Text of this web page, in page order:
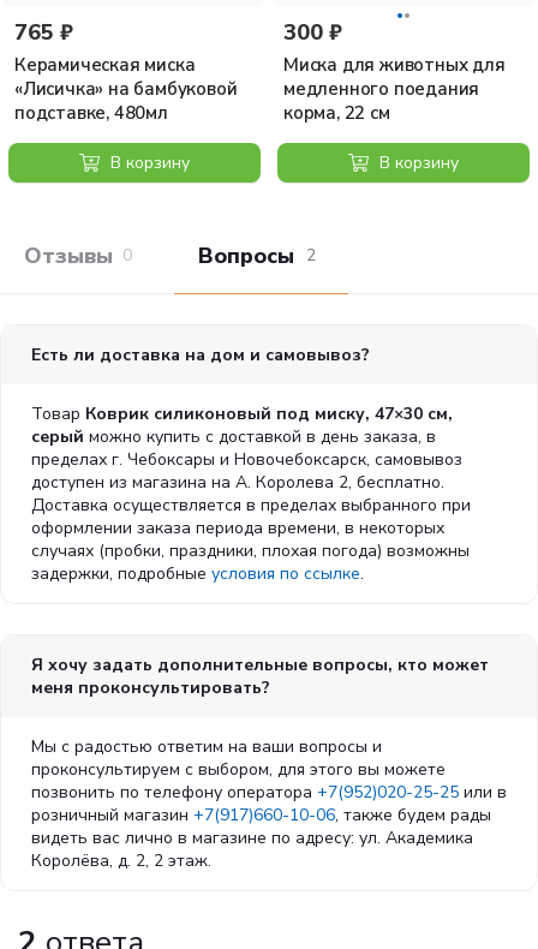
765 ₽
Керамическая миска
«Лисичка» на бамбуковой
подставке, 480мл
В корзину
300 ₽
Миска для животных для
медленного поедания
корма, 22 см
В корзину
Отзывы покупателей
0 Вопросы и
2
Есть ли доставка на дом и самовывоз?
Товар Коврик силиконовый под миску, 47×30 см,
серый можно купить с доставкой в день заказа, в
пределах г. Чебоксары и Новочебоксарск, самовывоз
доступен из магазина на А. Королева 2, бесплатно.
Доставка осуществляется в пределах выбранного при
оформлении заказа периода времени, в некоторых
случаях (пробки, праздники, плохая погода) возможны
задержки, подробные условия по ссылке.
Я хочу задать дополнительные вопросы, кто может
меня проконсультировать?
Мы с радостью ответим на ваши вопросы и
проконсультируем с выбором, для этого вы можете
позвонить по телефону оператора +7(952)020-25-25 или в
розничный магазин +7(917)660-10-06, также будем рады
видеть вас лично в магазине по адресу: ул. Академика
Королёва, д. 2, 2 этаж.